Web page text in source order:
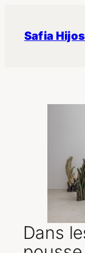
contenu
Safia Hijos
Dans